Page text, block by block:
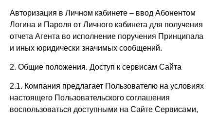
Авторизация в Личном кабинете – ввод Абонентом
Логина и Пароля от Личного кабинета для получения
отчета Агента во исполнение поручения Принципала
и иных юридически значимых сообщений.
2. Общие положения. Доступ к сервисам Сайта
2.1. Компания предлагает Пользователю на условиях
настоящего Пользовательского соглашения
воспользоваться доступными на Сайте Сервисами,